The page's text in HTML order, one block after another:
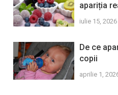
apariția
iulie 15, 2026
De ce
copii
aprilie 1,